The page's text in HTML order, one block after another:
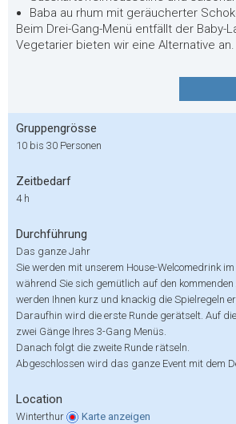
Baba au rhum mit geräucherter
Beim Drei-Gang-Menü entfällt der Baby-
Vegetarier bieten wir eine Alternative an.
Gruppengrösse
10 bis 30 Personen
Zeitbedarf
4 h
Durchführung
Das ganze Jahr
Sie werden mit unserem House-Welcomedrink
während Sie sich gemütlich auf den kommenden
werden Ihnen kurz und knackig die Spielregeln
Daraufhin wird die erste Runde gerätselt. Auf
zwei Gänge Ihres 3-Gang Menüs.
Danach folgt die zweite Runde rätseln.
Abgeschlossen wird das ganze Event mit dem
Location
Winterthur Karte anzeigen